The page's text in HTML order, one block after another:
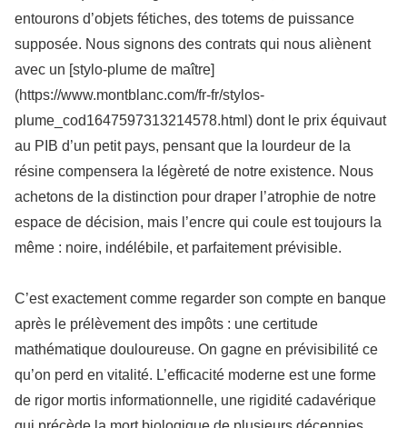
entourons d’objets fétiches, des totems de puissance
supposée. Nous signons des contrats qui nous aliènent
avec un [stylo-plume de maître]
(https://www.montblanc.com/fr-fr/stylos-
plume_cod1647597313214578.html) dont le prix équivaut
au PIB d’un petit pays, pensant que la lourdeur de la
résine compensera la légèreté de notre existence. Nous
achetons de la distinction pour draper l’atrophie de notre
espace de décision, mais l’encre qui coule est toujours la
même : noire, indélébile, et parfaitement prévisible.
C’est exactement comme regarder son compte en banque
après le prélèvement des impôts : une certitude
mathématique douloureuse. On gagne en prévisibilité ce
qu’on perd en vitalité. L’efficacité moderne est une forme
de rigor mortis informationnelle, une rigidité cadavérique